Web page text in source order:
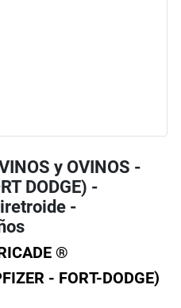
y OVINOS -
DODGE) -
-
®
- FORT-DODGE)